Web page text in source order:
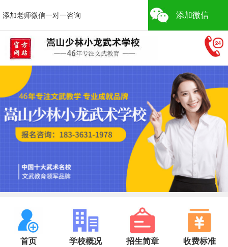
添加老师微信一对一咨询 添加微信
首页 学校概况 招生简章 收费标准